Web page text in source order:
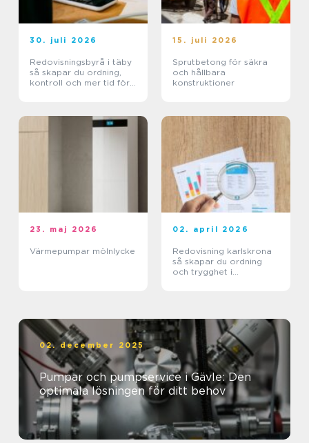
30. juli 2026
Redovisningsbyrå i täby
så skapar du ordning,
kontroll och mer tid för
15. juli 2026
Sprutbetong för säkra
och hållbara
konstruktioner
23. maj 2026
Värmepumpar mölnlycke
02. april 2026
Redovisning karlskrona
så skapar du ordning
och trygghet i
02. december 2025
Pumpar och pumpservice i Gävle: Den
optimala lösningen för ditt behov